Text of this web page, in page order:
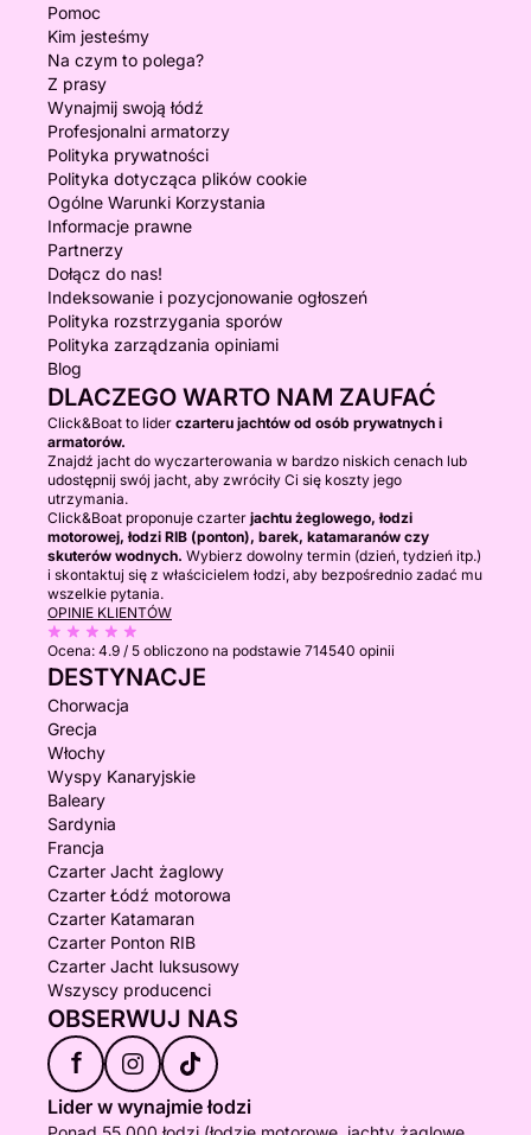
Pomoc
Kim jesteśmy
Na czym to polega?
Z prasy
Wynajmij swoją łódź
Profesjonalni armatorzy
Polityka prywatności
Polityka dotycząca plików cookie
Ogólne Warunki Korzystania
Informacje prawne
Partnerzy
Dołącz do nas!
Indeksowanie i pozycjonowanie ogłoszeń
Polityka rozstrzygania sporów
Polityka zarządzania opiniami
Blog
DLACZEGO WARTO NAM ZAUFAĆ
Click&Boat to lider czarteru jachtów od osób prywatnych i
armatorów.
Znajdź jacht do wyczarterowania w bardzo niskich cenach lub
udostępnij swój jacht, aby zwróciły Ci się koszty jego
utrzymania.
Click&Boat proponuje czarter jachtu żeglowego, łodzi
motorowej, łodzi RIB (ponton), barek, katamaranów czy
skuterów wodnych. Wybierz dowolny termin (dzień, tydzień itp.)
i skontaktuj się z właścicielem łodzi, aby bezpośrednio zadać mu
wszelkie pytania.
OPINIE KLIENTÓW
Ocena: 4.9 / 5 obliczono na podstawie 714540 opinii
DESTYNACJE
Chorwacja
Grecja
Włochy
Wyspy Kanaryjskie
Baleary
Sardynia
Francja
Czarter Jacht żaglowy
Czarter Łódź motorowa
Czarter Katamaran
Czarter Ponton RIB
Czarter Jacht luksusowy
Wszyscy producenci
OBSERWUJ NAS
f
Lider w wynajmie łodzi